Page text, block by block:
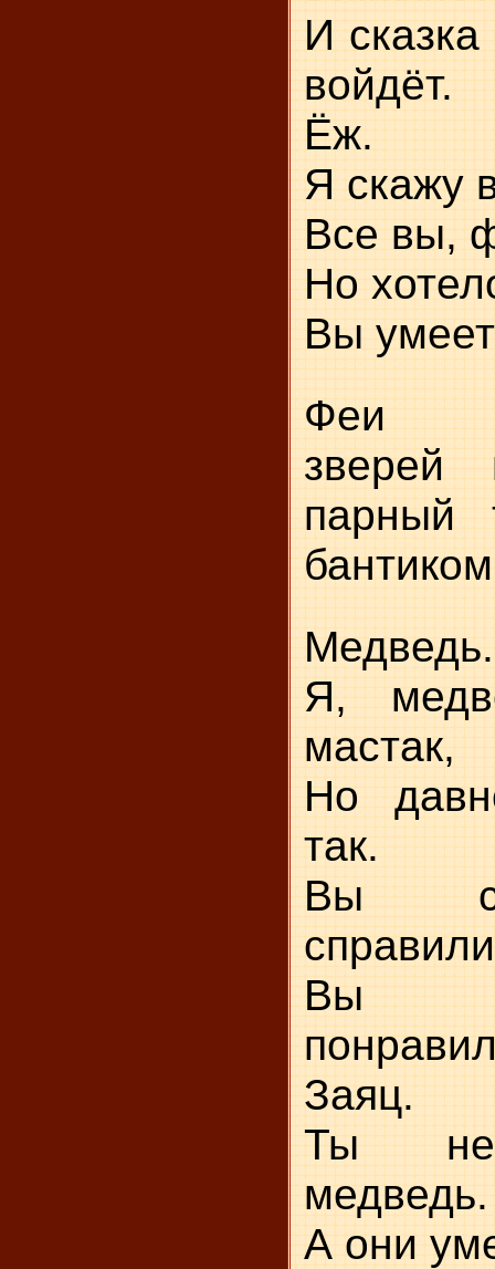
И
войдёт.
Ёж.
Я скажу
Все вы,
Но
Вы
Феи
зверей
парный
Медведь.
Я,
мастак,
Но
так.
Вы с
Вы
Заяц.
Ты не
медведь.
А они